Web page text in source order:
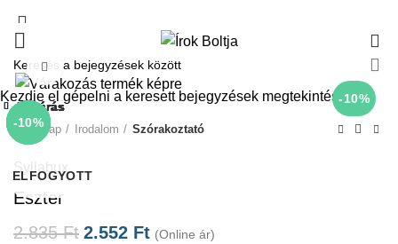
-10%
Click to enlarge
Kezdőlap Irodalom Szórakoztató
Syllabux
Eszter
2.835Ft 2.552 Ft (Online ár)
-10%
Bezárás
-10%
Bezárás
-10%
Bezárás
-10%
Bezárás
-10%
Bezárás
-10%
Bezárás
-10%
Bezárás
-10%
ELFOGYOTT
Bezárás
Kezdje el gépelni a keresett bejegyzések megtekintéséhez.